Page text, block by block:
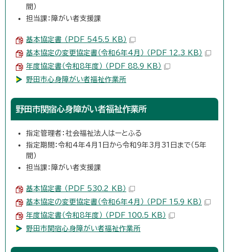
間）
担当課：障がい者支援課
基本協定書 （PDF 545.5 KB）
基本協定の変更協定書（令和6年4月） （PDF 12.3 KB）
年度協定書（令和8年度） （PDF 88.9 KB）
野田市心身障がい者福祉作業所
野田市関宿心身障がい者福祉作業所
指定管理者：社会福祉法人はーとふる
指定期間：令和4年4月1日から令和9年3月31日まで（5年
間）
担当課：障がい者支援課
基本協定書 （PDF 530.2 KB）
基本協定の変更協定書（令和6年4月） （PDF 15.9 KB）
年度協定書（令和8年度） （PDF 100.5 KB）
野田市関宿心身障がい者福祉作業所